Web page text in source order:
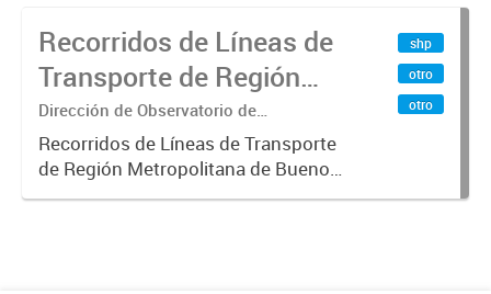
Recorridos de Líneas de
Transporte de Región
Metropolitana de
Buenos Aires (RMBA)
Dirección de Observatorio de
Transporte, Estudio y Sistemas
Recorridos de Líneas de Transporte
de Región Metropolitana de Buenos
Aires (RMBA).-
shp
otro
otro